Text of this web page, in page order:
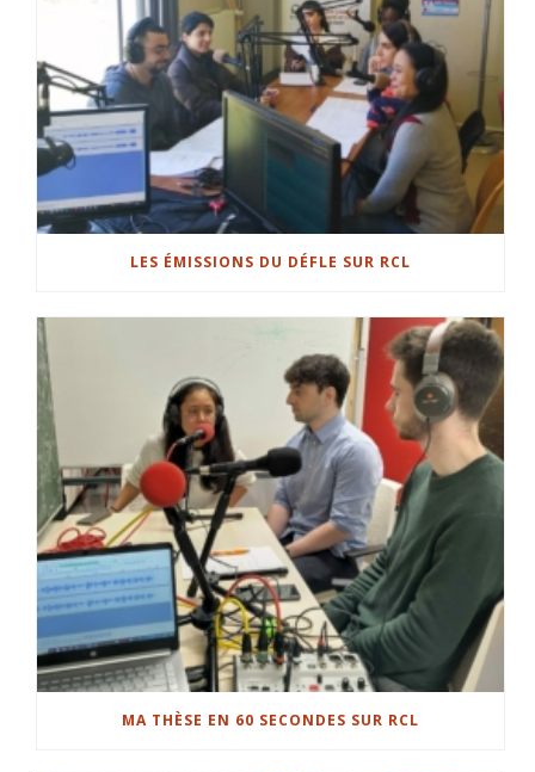
LES ÉMISSIONS DU DÉFLE SUR RCL
MA THÈSE EN 60 SECONDES SUR RCL